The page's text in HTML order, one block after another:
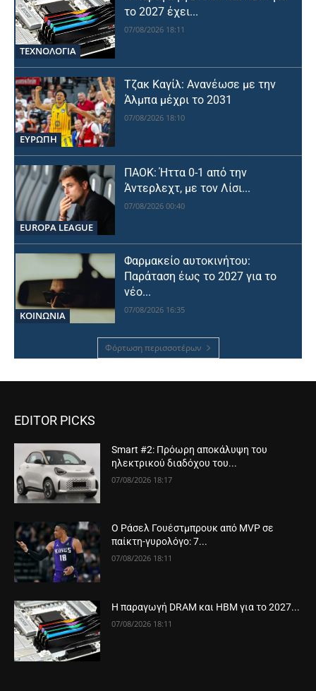
ΤΕΧΝΟΛΟΓΙΑ
το 2027 έχει...
07/08/2026 18:11
ΕΥΡΩΠΗ
Τζακ Καγίλ: Ανανέωσε με την
Άλμπα μέχρι το 2031
07/08/2026 18:10
EUROPA LEAGUE
ΠΑΟΚ: Ήττα 0-1 από την
Άντερλεχτ, με τον Λίσι...
07/08/2026 00:40
ΚΟΙΝΩΝΙΑ
Φαρμακείο αυτοκινήτου:
Παράταση έως το 2027 για το
νέο...
07/08/2026 16:35
Φόρτωση περισσοτέρων
EDITOR PICKS
Smart #2: Πρόωρη αποκάλυψη του
ηλεκτρικού διαδόχου του...
07/08/2026 18:17
Ο Ράσελ Γουέστμπρουκ από MVP σε
παίκτη-γυρολόγο: 7...
07/08/2026 18:11
Η παραγωγή DRAM και HBM για το 2027...
07/08/2026 18:11